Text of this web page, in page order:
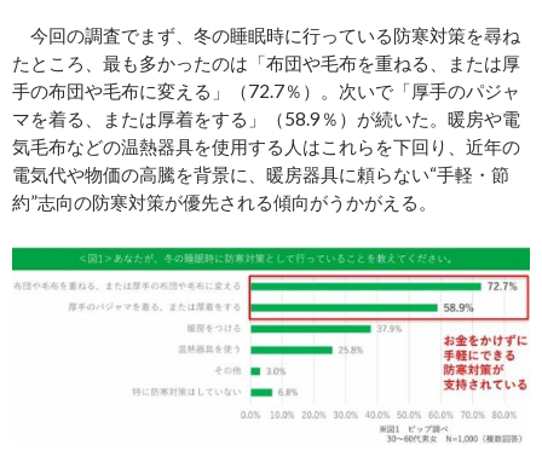
今回の調査でまず、冬の睡眠時に行っている防寒対策を尋ね
たところ、最も多かったのは「布団や毛布を重ねる、または厚
手の布団や毛布に変える」（72.7％）。次いで「厚手のパジャ
マを着る、または厚着をする」（58.9％）が続いた。暖房や電
気毛布などの温熱器具を使用する人はこれらを下回り、近年の
電気代や物価の高騰を背景に、暖房器具に頼らない“手軽・節
約”志向の防寒対策が優先される傾向がうかがえる。